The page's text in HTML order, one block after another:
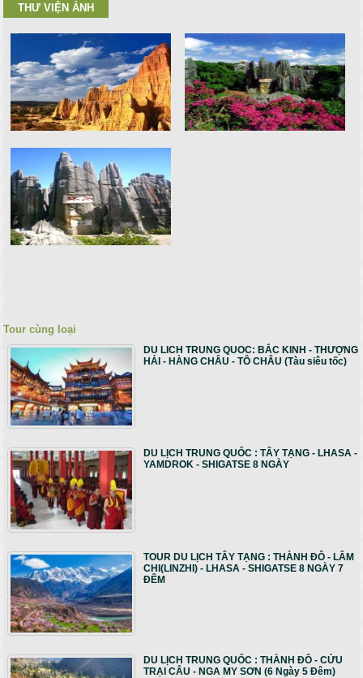
THƯ VIỆN ẢNH
Tour cùng loại
DU LICH TRUNG QUOC: BẮC KINH - THƯỢNG
HẢI - HÀNG CHÂU - TÔ CHÂU (Tàu siêu tốc)
DU LỊCH TRUNG QUỐC : TÂY TẠNG - LHASA -
YAMDROK - SHIGATSE 8 NGÀY
TOUR DU LỊCH TÂY TẠNG : THÀNH ĐÔ - LÂM
CHI(LINZHI) - LHASA - SHIGATSE 8 NGÀY 7
ĐÊM
DU LỊCH TRUNG QUỐC : THÀNH ĐÔ - CỬU
TRẠI CÂU - NGA MY SƠN (6 Ngày 5 Đêm)